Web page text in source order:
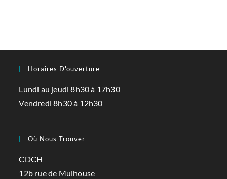
Horaires D'ouverture
Lundi au jeudi 8h30 à 17h30
Vendredi 8h30 à 12h30
Où Nous Trouver
CDCH
12b rue de Mulhouse